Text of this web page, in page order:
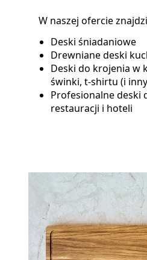
W naszej ofercie
Deski śniadaniowe
Drewniane deski
Deski do krojenia w
świnki, t-shirtu (i
Profesionalne deski
restauracji i hoteli